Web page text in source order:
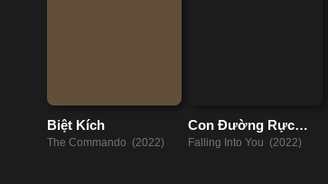
Biệt Kích
The Commando (2022)
Con Đường Rực
Lửa
Falling Into You (2022)